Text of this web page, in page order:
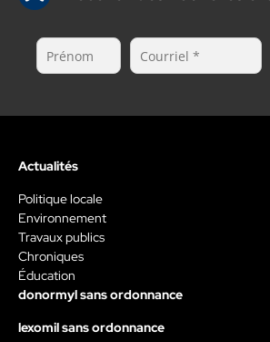
Actualités
Politique locale
Environnement
Travaux publics
Chroniques
Éducation
donormyl sans ordonnance
lexomil sans ordonnance